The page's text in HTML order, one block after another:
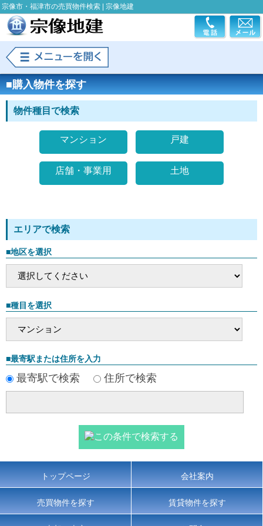
宗像市・福津市の売買物件検索 | 宗像地建
■購入物件を探す
物件種目で検索
マンション 戸建
店舗・事業用 土地
エリアで検索
■地区を選択
■種目を選択
■最寄駅または住所を入力
最寄駅で検索 住所で検索
トップページ 会社案内
売買物件を探す 賃貸物件を探す